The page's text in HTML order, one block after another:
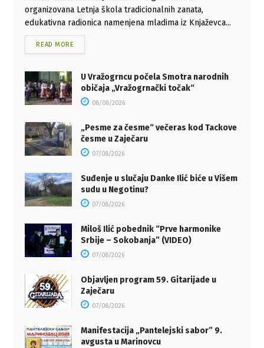
organizovana Letnja škola tradicionalnih zanata,
edukativna radionica namenjena mladima iz Knjaževca...
READ MORE
U Vražogrncu počela Smotra narodnih
običaja „Vražogrnački točak“
08/08/2026
„Pesme za česme“ večeras kod Tackove
česme u Zaječaru
07/08/2026
Suđenje u slučaju Danke Ilić biće u Višem
sudu u Negotinu?
07/08/2026
Miloš Ilić pobednik “Prve harmonike
Srbije – Sokobanja” (VIDEO)
07/08/2026
Objavljen program 59. Gitarijade u
Zaječaru
07/08/2026
Manifestacija „Pantelejski sabor” 9.
avgusta u Marinovcu